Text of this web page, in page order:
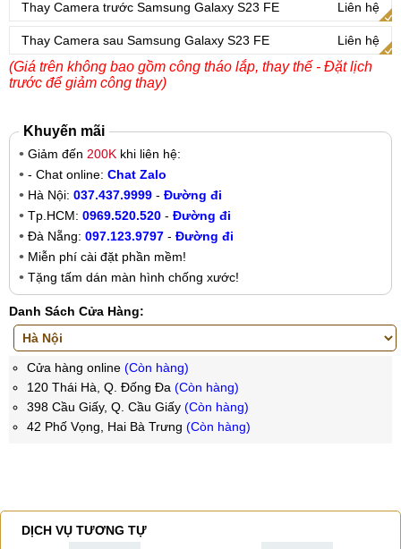
Thay Camera trước Samsung Galaxy S23 FE Liên hệ
Thay Camera sau Samsung Galaxy S23 FE Liên hệ
(Giá trên không bao gồm công tháo lắp, thay thế - Đặt lịch
trước để giảm công thay)
Khuyến mãi
Giảm đến 200K khi liên hệ:
- Chat online: Chat Zalo
Hà Nội: 037.437.9999 - Đường đi
Tp.HCM: 0969.520.520 - Đường đi
Đà Nẵng: 097.123.9797 - Đường đi
Miễn phí cài đặt phần mềm!
Tặng tấm dán màn hình chống xước!
Danh Sách Cửa Hàng:
Cửa hàng online (Còn hàng)
120 Thái Hà, Q. Đống Đa (Còn hàng)
398 Cầu Giấy, Q. Cầu Giấy (Còn hàng)
42 Phố Vọng, Hai Bà Trưng (Còn hàng)
DỊCH VỤ TƯƠNG TỰ